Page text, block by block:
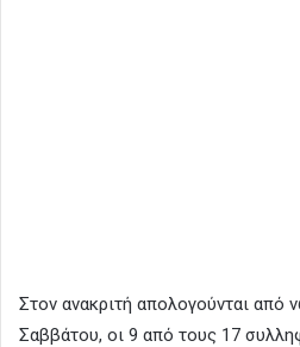
Στον ανακριτή απολογούνται από
Σαββάτου, οι 9 από τους 17